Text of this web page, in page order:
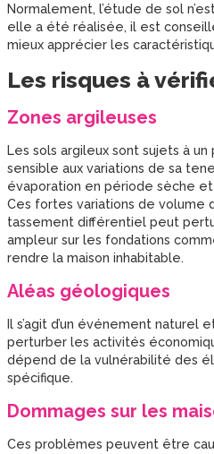
Normalement, l’étude de sol
elle a été réalisée, il est
mieux apprécier les
Les risques à
Zones argileuses
Les sols argileux sont sujets à
sensible aux variations de sa
évaporation en période sèche
Ces fortes variations de volume
tassement différentiel peut
ampleur sur les fondations
rendre la maison inhabitable.
Aléas géologiques
Il s’agit d’un événement
perturber les activités
dépend de la vulnérabilité des
spécifique.
Dommages sur les
Ces problèmes peuvent être